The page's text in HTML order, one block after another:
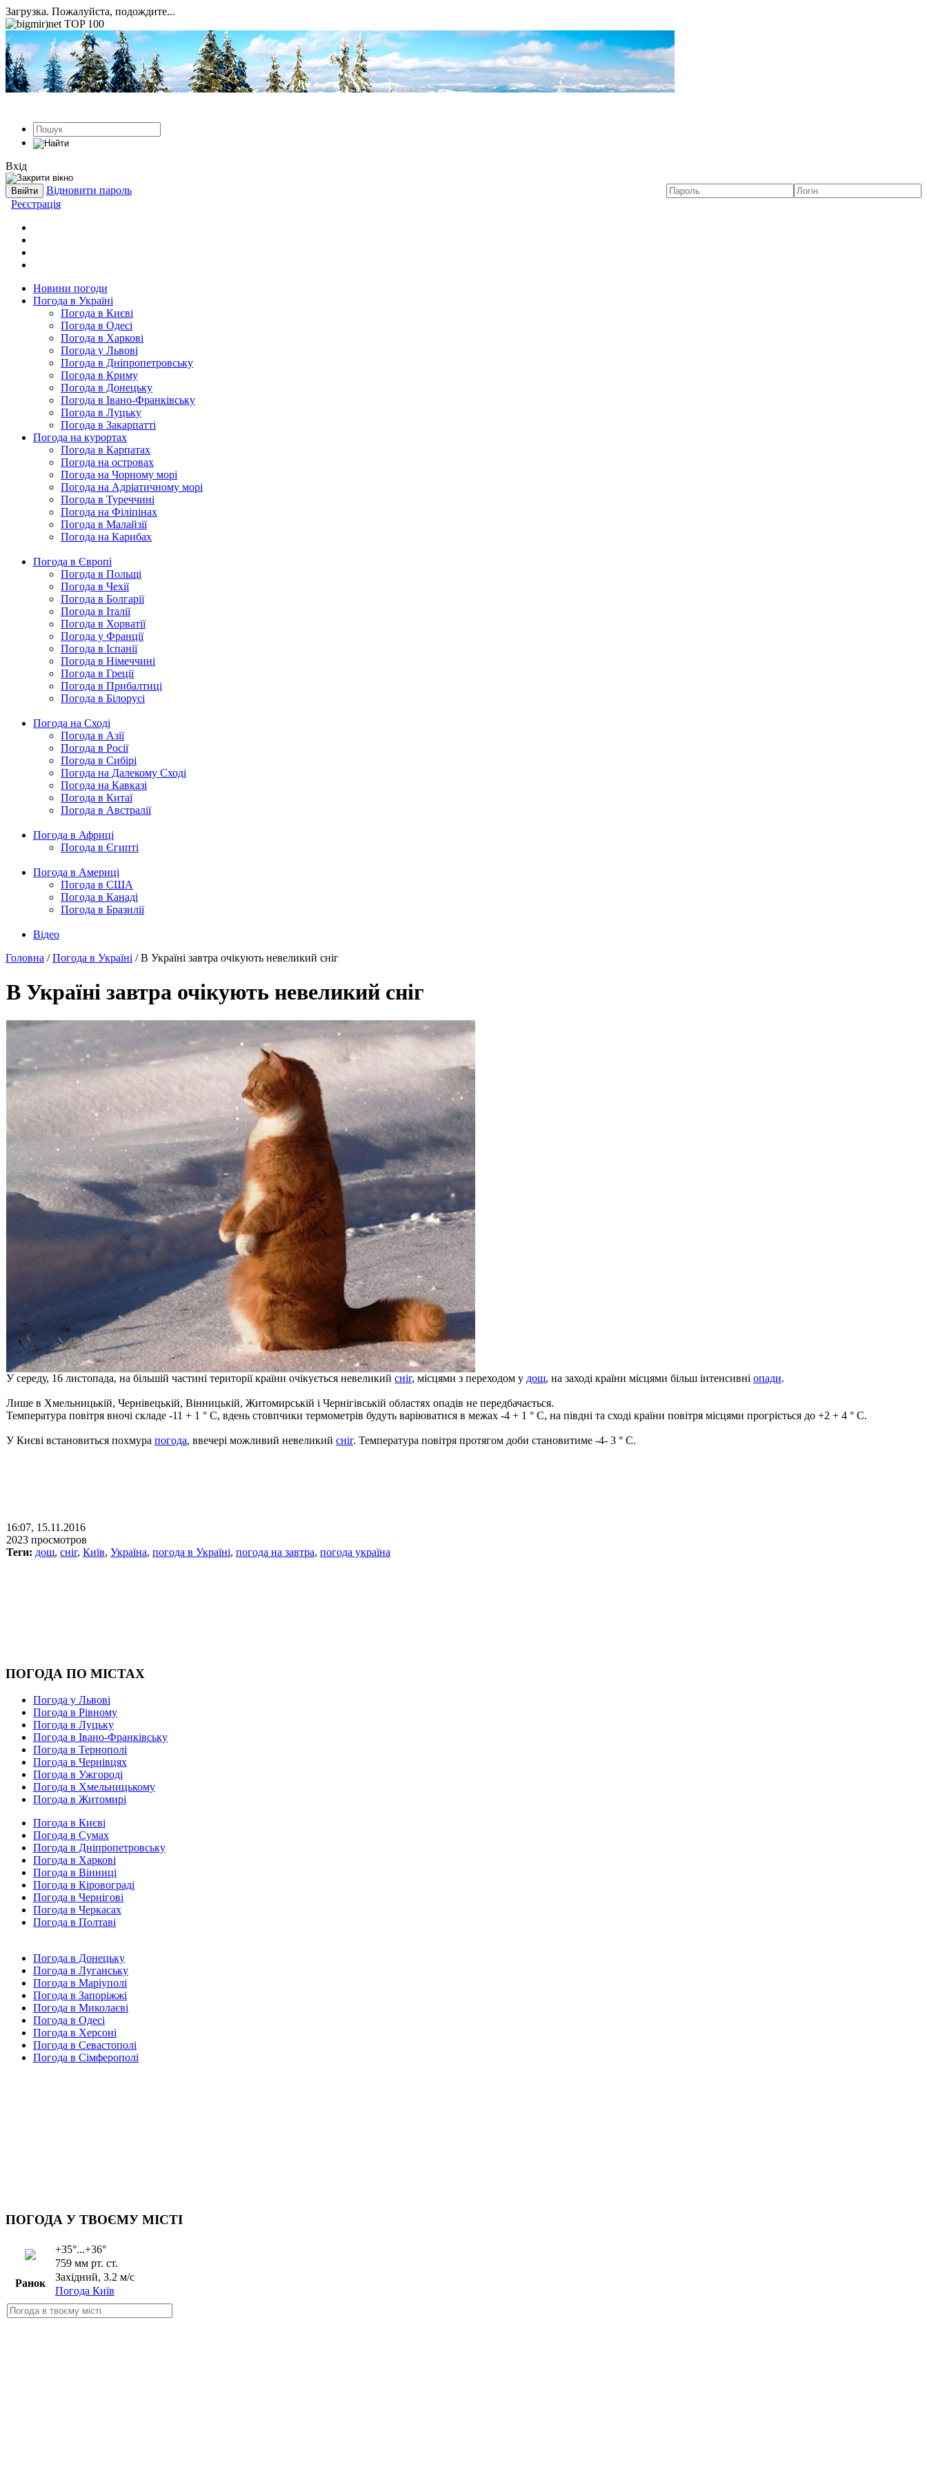
Загрузка. Пожалуйста, подождите...
Вхід
Відновити пароль
Реєстрація
Новини погоди
Погода в Україні
Погода в Києві
Погода в Одесі
Погода в Харкові
Погода у Львові
Погода в Дніпропетровську
Погода в Криму
Погода в Донецьку
Погода в Івано-Франківську
Погода в Луцьку
Погода в Закарпатті
Погода на курортах
Погода в Карпатах
Погода на островах
Погода на Чорному морі
Погода на Адріатичному морі
Погода в Туреччині
Погода на Філіпінах
Погода в Малайзії
Погода на Карибах
Погода в Європі
Погода в Польщі
Погода в Чехії
Погода в Болгарії
Погода в Італії
Погода в Хорватії
Погода у Франції
Погода в Іспанії
Погода в Німеччині
Погода в Греції
Погода в Прибалтиці
Погода в Білорусі
Погода на Сході
Погода в Азії
Погода в Росії
Погода в Сибірі
Погода на Далекому Сході
Погода на Кавказі
Погода в Китаї
Погода в Австралії
Погода в Африці
Погода в Єгипті
Погода в Америці
Погода в США
Погода в Канаді
Погода в Бразилії
Відео
Головна /Погода в Україні / В Україні завтра очікують невеликий сніг
В Україні завтра очікують невеликий сніг
У середу, 16 листопада, на більшій частині території країни очікується невеликий сніг, місцями з переходом у дощ, на заході країни місцями більш інтенсивні опади.
Лише в Хмельницькій, Чернівецькій, Вінницькій, Житомирській і Чернігівській областях опадів не передбачається.
Температура повітря вночі складе -11 + 1 ° С, вдень стовпчики термометрів будуть варіюватися в межах -4 + 1 ° С, на півдні та сході країни повітря місцями прогріється до +2 + 4 ° С.
У Києві встановиться похмура погода, ввечері можливий невеликий сніг. Температура повітря протягом доби становитиме -4- 3 ° С.
16:07, 15.11.2016
2023 просмотров
Теги: дощ, сніг, Київ, Україна, погода в Україні, погода на завтра, погода україна
ПОГОДА ПО МІСТАХ
Погода у Львові
Погода в Рівному
Погода в Луцьку
Погода в Івано-Франківську
Погода в Тернополі
Погода в Чернівцях
Погода в Ужгороді
Погода в Хмельницькому
Погода в Житомирі
Погода в Києві
Погода в Сумах
Погода в Дніпропетровську
Погода в Харкові
Погода в Вінниці
Погода в Кіровограді
Погода в Чернігові
Погода в Черкасах
Погода в Полтаві
Погода в Донецьку
Погода в Луганську
Погода в Маріуполі
Погода в Запоріжжі
Погода в Миколаєві
Погода в Одесі
Погода в Херсоні
Погода в Севастополі
Погода в Сімферополі
ПОГОДА У ТВОЄМУ МІСТІ
+35°...+36°
759 мм рт. ст.
Західний, 3.2 м/с
Погода Київ
Ранок